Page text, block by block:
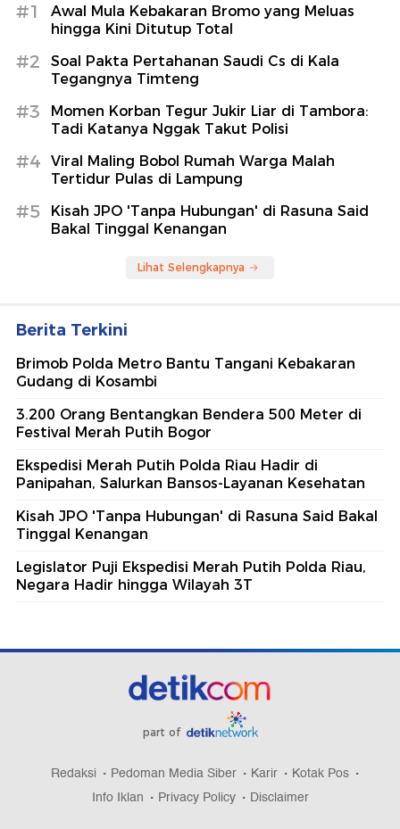
#1
Awal Mula Kebakaran Bromo yang Meluas
hingga Kini Ditutup Total
#2
Soal Pakta Pertahanan Saudi Cs di Kala
Tegangnya Timteng
#3
Momen Korban Tegur Jukir Liar di Tambora:
Tadi Katanya Nggak Takut Polisi
#4
Viral Maling Bobol Rumah Warga Malah
Tertidur Pulas di Lampung
#5
Kisah JPO 'Tanpa Hubungan' di Rasuna Said
Bakal Tinggal Kenangan
Lihat Selengkapnya
Berita Terkini
Brimob Polda Metro Bantu Tangani Kebakaran
Gudang di Kosambi
3.200 Orang Bentangkan Bendera 500 Meter di
Festival Merah Putih Bogor
Ekspedisi Merah Putih Polda Riau Hadir di
Panipahan, Salurkan Bansos-Layanan Kesehatan
Kisah JPO 'Tanpa Hubungan' di Rasuna Said Bakal
Tinggal Kenangan
Legislator Puji Ekspedisi Merah Putih Polda Riau,
Negara Hadir hingga Wilayah 3T
part of
Redaksi Pedoman Media Siber Karir
Kotak Pos
Info Iklan
Privacy Policy Disclaimer